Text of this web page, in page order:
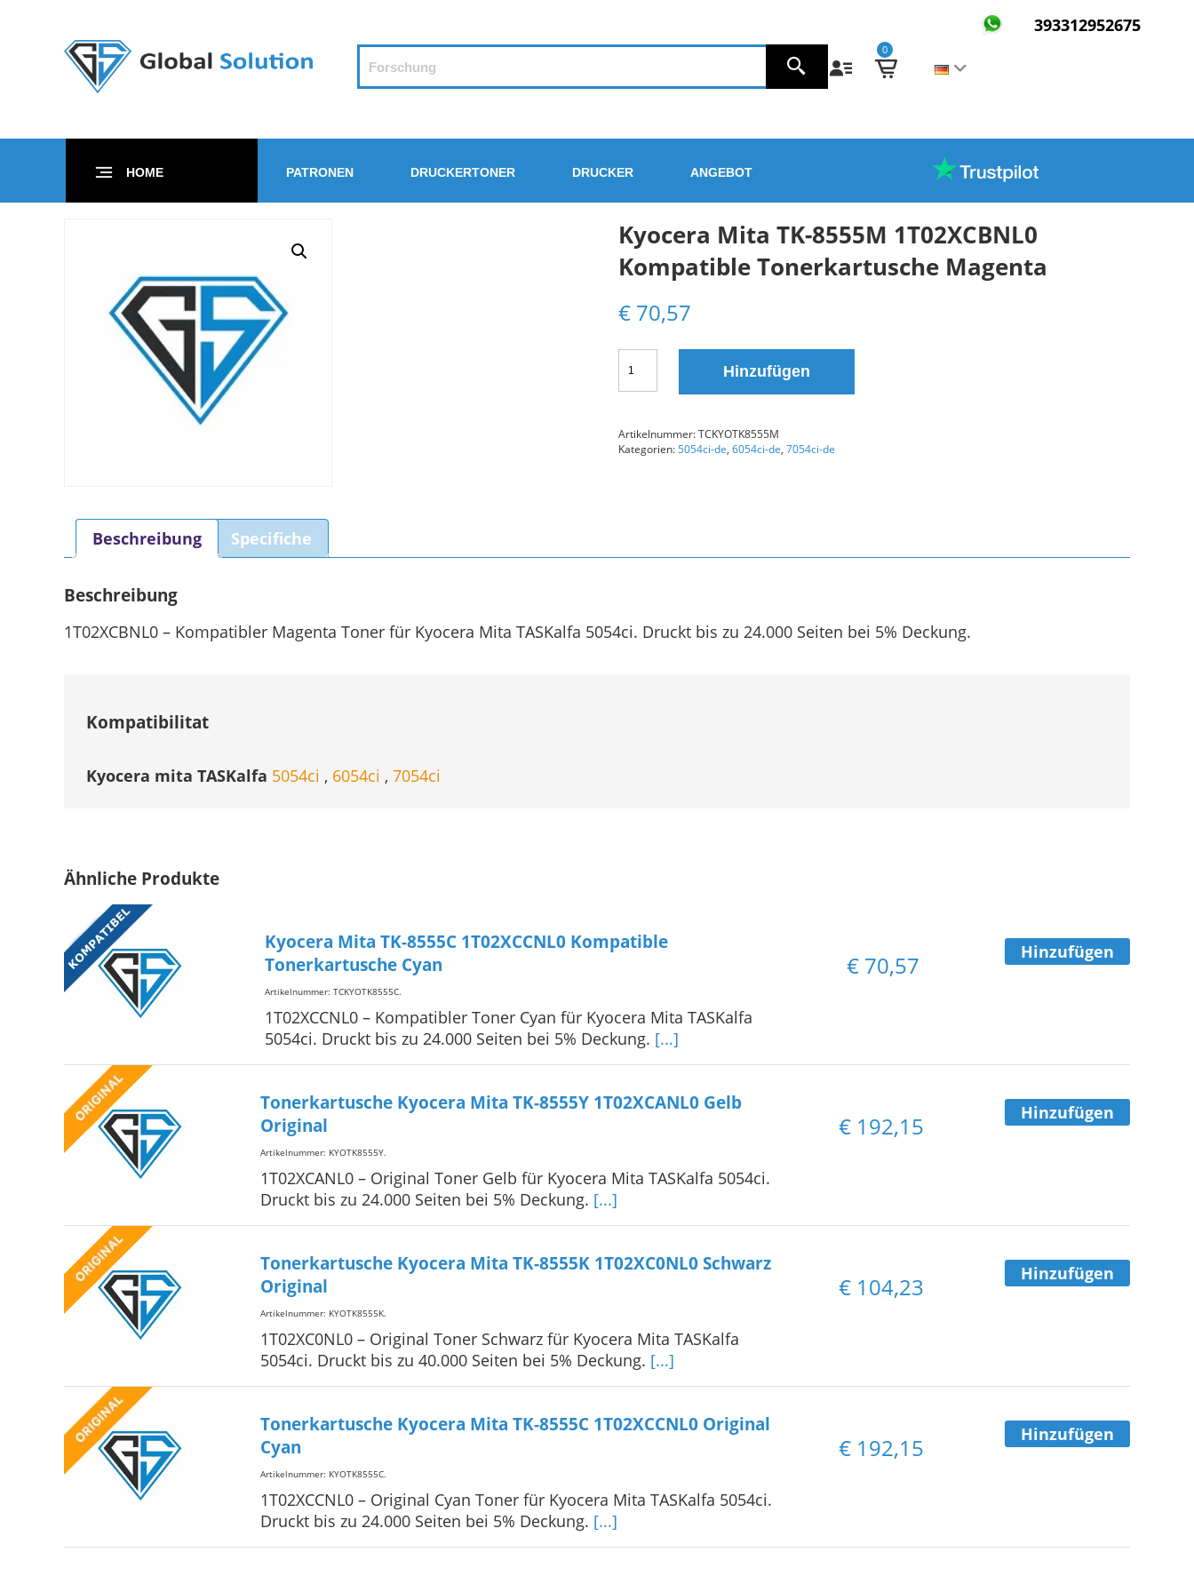
393312952675
0
HOME PATRONEN DRUCKERTONER DRUCKER ANGEBOT
Kyocera Mita TK-8555M 1T02XCBNL0
Kompatible Tonerkartusche Magenta
€ 70,57
Mita
1T02XCBNL0
Hinzufügen
Artikelnummer:TCKYOTK8555M
Kategorien:5054ci-de, 6054ci-de, 7054ci-de
Beschreibung Specifiche
Beschreibung
1T02XCBNL0 – Kompatibler Magenta Toner für Kyocera Mita TASKalfa 5054ci. Druckt bis zu 24.000 Seiten bei 5% Deckung.
Kompatibilitat
Kyocera mita TASKalfa 5054ci , 6054ci , 7054ci
Ähnliche Produkte
Kyocera Mita TK-8555C 1T02XCCNL0 Kompatible
Tonerkartusche Cyan
Artikelnummer: TCKYOTK8555C.
1T02XCCNL0 – Kompatibler Toner Cyan für Kyocera Mita TASKalfa
5054ci. Druckt bis zu 24.000 Seiten bei 5% Deckung. [...]
€ 70,57 Hinzufügen
Tonerkartusche Kyocera Mita TK-8555Y 1T02XCANL0 Gelb
Original
Artikelnummer: KYOTK8555Y.
1T02XCANL0 – Original Toner Gelb für Kyocera Mita TASKalfa 5054ci.
Druckt bis zu 24.000 Seiten bei 5% Deckung. [...]
€ 192,15 Hinzufügen
Tonerkartusche Kyocera Mita TK-8555K 1T02XC0NL0 Schwarz
Original
Artikelnummer: KYOTK8555K.
1T02XC0NL0 – Original Toner Schwarz für Kyocera Mita TASKalfa
5054ci. Druckt bis zu 40.000 Seiten bei 5% Deckung. [...]
€ 104,23 Hinzufügen
Tonerkartusche Kyocera Mita TK-8555C 1T02XCCNL0 Original
Cyan
Artikelnummer: KYOTK8555C.
1T02XCCNL0 – Original Cyan Toner für Kyocera Mita TASKalfa 5054ci.
Druckt bis zu 24.000 Seiten bei 5% Deckung. [...]
€ 192,15 Hinzufügen